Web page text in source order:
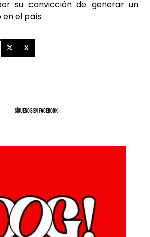
su convicción de generar un
el país
X
SíGUENOS EN FACEBOOK